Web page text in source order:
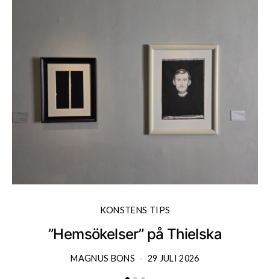
KONSTENS TIPS
”Hemsökelser” på Thielska
MAGNUS BONS 29 JULI 2026